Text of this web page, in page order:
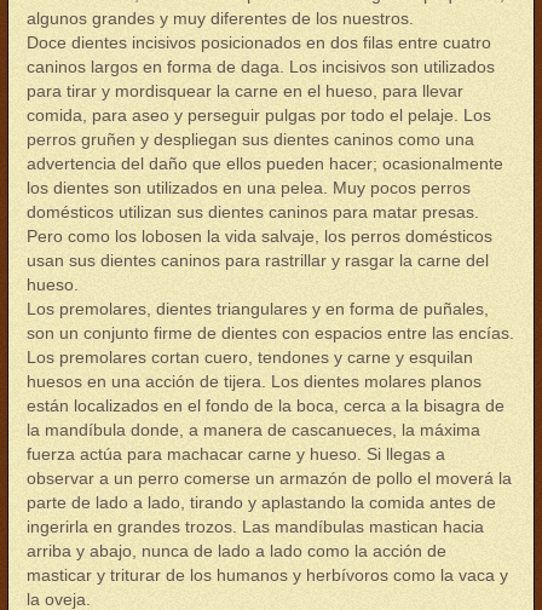
algunos grandes y muy diferentes de los nuestros.
Doce dientes incisivos posicionados en dos filas entre cuatro
caninos largos en forma de daga. Los incisivos son utilizados
para tirar y mordisquear la carne en el hueso, para llevar
comida, para aseo y perseguir pulgas por todo el pelaje. Los
perros gruñen y despliegan sus dientes caninos como una
advertencia del daño que ellos pueden hacer; ocasionalmente
los dientes son utilizados en una pelea. Muy pocos perros
domésticos utilizan sus dientes caninos para matar presas.
Pero como los lobosen la vida salvaje, los perros domésticos
usan sus dientes caninos para rastrillar y rasgar la carne del
hueso.
Los premolares, dientes triangulares y en forma de puñales,
son un conjunto firme de dientes con espacios entre las encías.
Los premolares cortan cuero, tendones y carne y esquilan
huesos en una acción de tijera. Los dientes molares planos
están localizados en el fondo de la boca, cerca a la bisagra de
la mandíbula donde, a manera de cascanueces, la máxima
fuerza actúa para machacar carne y hueso. Si llegas a
observar a un perro comerse un armazón de pollo el moverá la
parte de lado a lado, tirando y aplastando la comida antes de
ingerirla en grandes trozos. Las mandíbulas mastican hacia
arriba y abajo, nunca de lado a lado como la acción de
masticar y triturar de los humanos y herbívoros como la vaca y
la oveja.